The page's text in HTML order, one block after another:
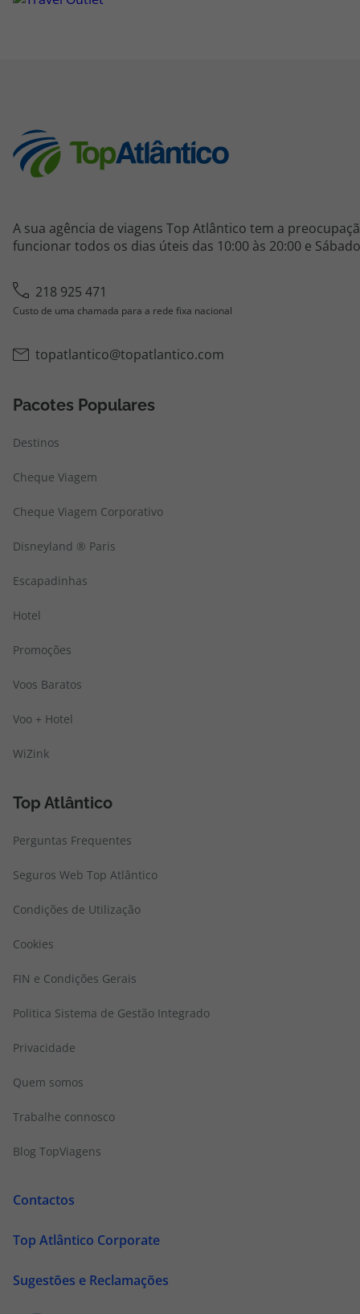
A sua agência de viagens Top Atlântico tem a
funcionar todos os dias úteis das 10:00 às 20:00 e
218 925 471
Custo de uma chamada para a rede fixa nacional
topatlantico@topatlantico.com
Pacotes Populares
Destinos
Cheque Viagem
Cheque Viagem Corporativo
Disneyland ® Paris
Escapadinhas
Hotel
Promoções
Voos Baratos
Voo + Hotel
WiZink
Top Atlântico
Perguntas Frequentes
Seguros Web Top Atlântico
Condições de Utilização
Cookies
FIN e Condições Gerais
Politica Sistema de Gestão Integrado
Privacidade
Quem somos
Trabalhe connosco
Blog TopViagens
Contactos
Top Atlântico Corporate
Sugestões e Reclamações